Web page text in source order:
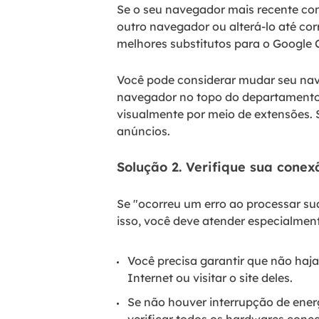
Se o seu navegador mais recente
outro navegador ou alterá-lo até
melhores substitutos para o Google
Você pode considerar mudar seu
navegador no topo do
visualmente por meio de
anúncios.
Solução 2. Verifique sua
Se "ocorreu um erro ao processar
isso, você deve atender
Você precisa garantir que não
Internet ou visitar o site deles.
Se não houver interrupção de